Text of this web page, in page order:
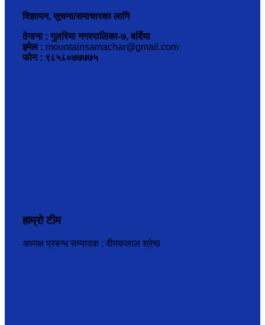
विज्ञापन, सूचना/समाचारका लागि
ठेगाना : गुलरिया नगरपालिका-७, बर्दिया
इमेल : mountainsamachar@gmail.com
फोन : ९८५८०७७७७५
हाम्रो टीम
अध्यक्ष प्रबन्ध सम्पादक : दीपकलाल श्रेष्ठ